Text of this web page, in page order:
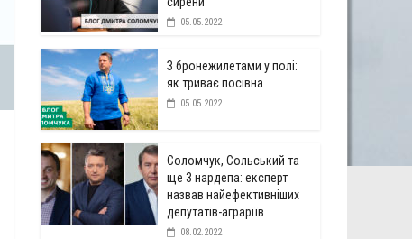
05.05.2022
З бронежилетами у полі:
як триває посівна
05.05.2022
Соломчук, Сольський та
ще 3 нардепа: експерт
назвав найефективніших
депутатів-аграріїв
08.02.2022